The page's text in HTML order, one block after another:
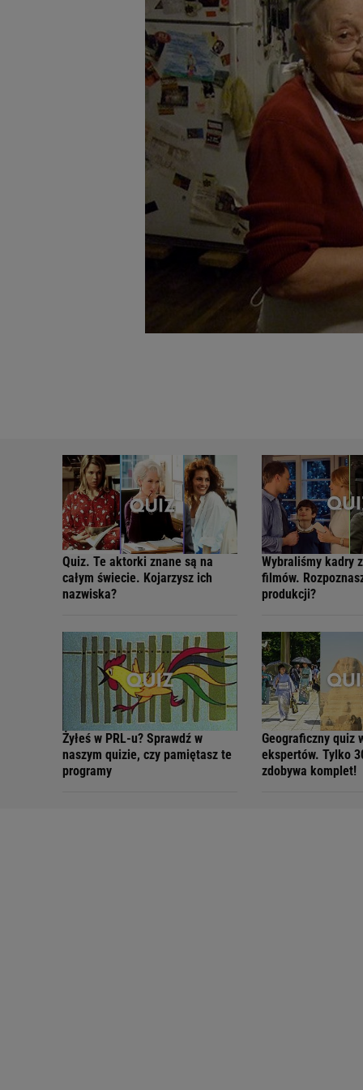
Quiz. Te aktorki znane są na
całym świecie. Kojarzysz ich
nazwiska?
Wybraliśmy kadry
filmów.
produkcji?
Żyłeś w PRL-u? Sprawdź w
naszym quizie, czy pamiętasz te
programy
Geograficzny quiz
ekspertów. Tylko
zdobywa komplet!
badnie odbiorców i